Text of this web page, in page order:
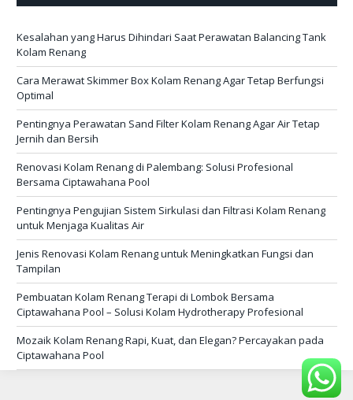
Kesalahan yang Harus Dihindari Saat Perawatan Balancing Tank
Kolam Renang
Cara Merawat Skimmer Box Kolam Renang Agar Tetap Berfungsi
Optimal
Pentingnya Perawatan Sand Filter Kolam Renang Agar Air Tetap
Jernih dan Bersih
Renovasi Kolam Renang di Palembang: Solusi Profesional
Bersama Ciptawahana Pool
Pentingnya Pengujian Sistem Sirkulasi dan Filtrasi Kolam Renang
untuk Menjaga Kualitas Air
Jenis Renovasi Kolam Renang untuk Meningkatkan Fungsi dan
Tampilan
Pembuatan Kolam Renang Terapi di Lombok Bersama
Ciptawahana Pool – Solusi Kolam Hydrotherapy Profesional
Mozaik Kolam Renang Rapi, Kuat, dan Elegan? Percayakan pada
Ciptawahana Pool